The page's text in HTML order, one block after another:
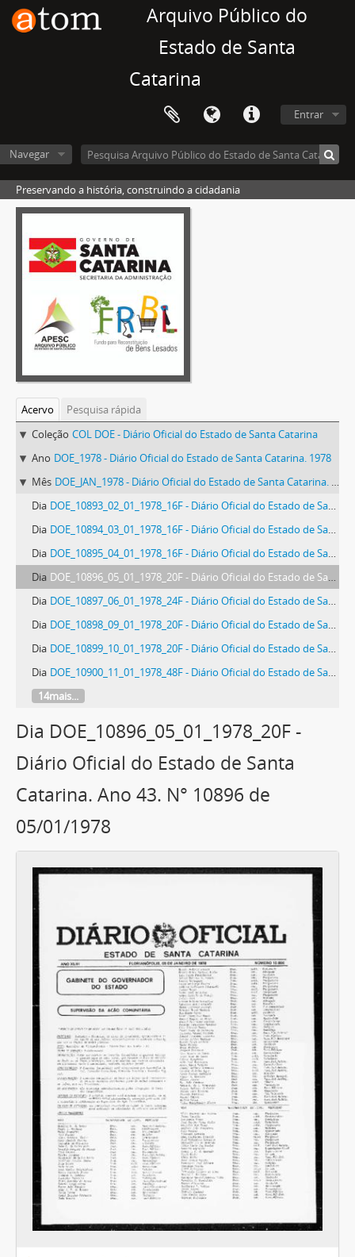
Arquivo Público do
Estado de Santa
Catarina
Entrar
Navegar
Preservando a história, construindo a cidadania
Acervo
Pesquisa rápida
Coleção COL DOE - Diário Oficial do Estado de Santa Catarina
Ano DOE_1978 - Diário Oficial do Estado de Santa Catarina. 1978
Mês DOE_JAN_1978 - Diário Oficial do Estado de Santa Catarina. Janeiro de 1978
Dia DOE_10893_02_01_1978_16F - Diário Oficial do Estado de Santa Catarina. Ano 43. N° 10893 de 02/01/1978
Dia DOE_10894_03_01_1978_16F - Diário Oficial do Estado de Santa Catarina. Ano 43. N° 10894 de 03/01/1978
Dia DOE_10895_04_01_1978_16F - Diário Oficial do Estado de Santa Catarina. Ano 43. N° 10895 de 04/01/1978
Dia DOE_10896_05_01_1978_20F - Diário Oficial do Estado de Santa Catarina. Ano 43. N° 10896 de 05/01/1978
Dia DOE_10897_06_01_1978_24F - Diário Oficial do Estado de Santa Catarina. Ano 43. N° 10897 de 06/01/1978
Dia DOE_10898_09_01_1978_20F - Diário Oficial do Estado de Santa Catarina. Ano 43. N° 10898 de 09/01/1978
Dia DOE_10899_10_01_1978_20F - Diário Oficial do Estado de Santa Catarina. Ano 43. N° 10899 de 10/01/1978
Dia DOE_10900_11_01_1978_48F - Diário Oficial do Estado de Santa Catarina. Ano 43. N° 10900 de 11/01/1978
14mais...
Dia DOE_10896_05_01_1978_20F -
Diário Oficial do Estado de Santa
Catarina. Ano 43. N° 10896 de
05/01/1978